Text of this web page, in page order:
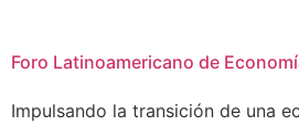
Foro Latinoamericano de
Impulsando la transición de una